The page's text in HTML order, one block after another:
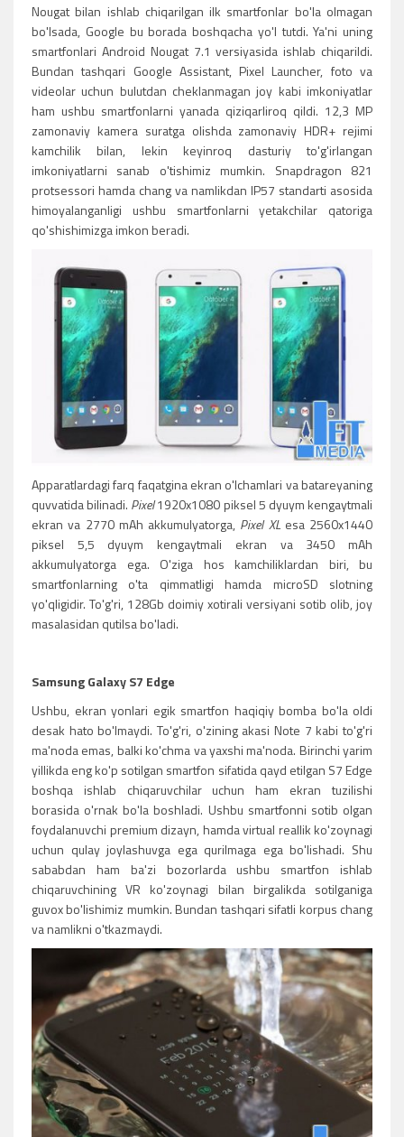
Nougat bilan ishlab chiqarilgan ilk smartfonlar bo'la olmagan
bo'lsada, Google bu borada boshqacha yo'l tutdi. Ya'ni uning
smartfonlari Android Nougat 7.1 versiyasida ishlab chiqarildi.
Bundan tashqari Google Assistant, Pixel Launcher, foto va
videolar uchun bulutdan cheklanmagan joy kabi imkoniyatlar
ham ushbu smartfonlarni yanada qiziqarliroq qildi. 12,3 MP
zamonaviy kamera suratga olishda zamonaviy HDR+ rejimi
kamchilik bilan, lekin keyinroq dasturiy to'g'irlangan
imkoniyatlarni sanab o'tishimiz mumkin. Snapdragon 821
protsessori hamda chang va namlikdan IP57 standarti asosida
himoyalanganligi ushbu smartfonlarni yetakchilar qatoriga
qo'shishimizga imkon beradi.
Apparatlardagi farq faqatgina ekran o'lchamlari va batareyaning
quvvatida bilinadi. Pixel1920x1080 piksel 5 dyuym kengaytmali
ekran va 2770 mAh akkumulyatorga, Pixel XLesa 2560x1440
piksel 5,5 dyuym kengaytmali ekran va 3450 mAh
akkumulyatorga ega. O'ziga hos kamchiliklardan biri, bu
smartfonlarning o'ta qimmatligi hamda microSD slotning
yo'qligidir. To'g'ri, 128Gb doimiy xotirali versiyani sotib olib, joy
masalasidan qutilsa bo'ladi.
Samsung Galaxy S7 Edge
Ushbu, ekran yonlari egik smartfon haqiqiy bomba bo'la oldi
desak hato bo'lmaydi. To'g'ri, o'zining akasi Note 7 kabi to'g'ri
ma'noda emas, balki ko'chma va yaxshi ma'noda. Birinchi yarim
yillikda eng ko'p sotilgan smartfon sifatida qayd etilgan S7 Edge
boshqa ishlab chiqaruvchilar uchun ham ekran tuzilishi
borasida o'rnak bo'la boshladi. Ushbu smartfonni sotib olgan
foydalanuvchi premium dizayn, hamda virtual reallik ko'zoynagi
uchun qulay joylashuvga ega qurilmaga ega bo'lishadi. Shu
sababdan ham ba'zi bozorlarda ushbu smartfon ishlab
chiqaruvchining VR ko'zoynagi bilan birgalikda sotilganiga
guvox bo'lishimiz mumkin. Bundan tashqari sifatli korpus chang
va namlikni o'tkazmaydi.